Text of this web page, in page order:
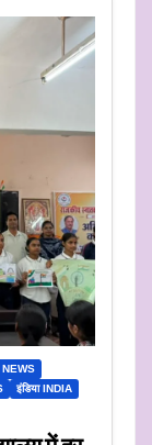
NEWS
इंडिया INDIA